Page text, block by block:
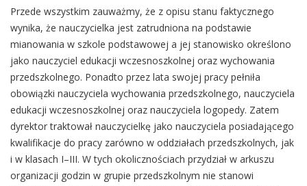
Przede wszystkim zauważmy, że z opisu stanu faktycznego
wynika, że nauczycielka jest zatrudniona na podstawie
mianowania w szkole podstawowej a jej stanowisko określono
jako nauczyciel edukacji wczesnoszkolnej oraz wychowania
przedszkolnego. Ponadto przez lata swojej pracy pełniła
obowiązki nauczyciela wychowania przedszkolnego, nauczyciela
edukacji wczesnoszkolnej oraz nauczyciela logopedy. Zatem
dyrektor traktował nauczycielkę jako nauczyciela posiadającego
kwalifikacje do pracy zarówno w oddziałach przedszkolnych, jak
i w klasach I–III. W tych okolicznościach przydział w arkuszu
organizacji godzin w grupie przedszkolnym nie stanowi